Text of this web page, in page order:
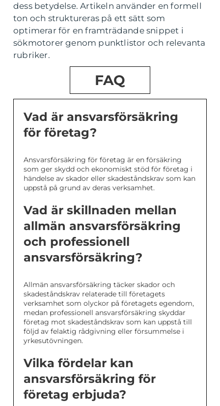
dess betydelse. Artikeln använder en formell
ton och struktureras på ett sätt som
optimerar för en framträdande snippet i
sökmotorer genom punktlistor och relevanta
rubriker.
FAQ
Vad är ansvarsförsäkring
för företag?
Ansvarsförsäkring för företag är en försäkring
som ger skydd och ekonomiskt stöd för företag i
händelse av skador eller skadeståndskrav som kan
uppstå på grund av deras verksamhet.
Vad är skillnaden mellan
allmän ansvarsförsäkring
och professionell
ansvarsförsäkring?
Allmän ansvarsförsäkring täcker skador och
skadeståndskrav relaterade till företagets
verksamhet som olyckor på företagets egendom,
medan professionell ansvarsförsäkring skyddar
företag mot skadeståndskrav som kan uppstå till
följd av felaktig rådgivning eller försummelse i
yrkesutövningen.
Vilka fördelar kan
ansvarsförsäkring för
företag erbjuda?